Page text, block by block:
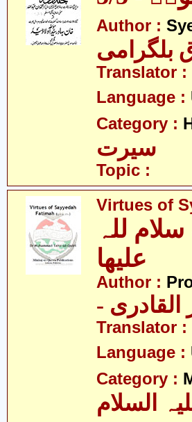
Author :
بلگرامی
Translator :
Language :
Category :
سیرت
Topic :
Virtues of
للہ
علیھا
Author :
Translator :
Language :
Category :